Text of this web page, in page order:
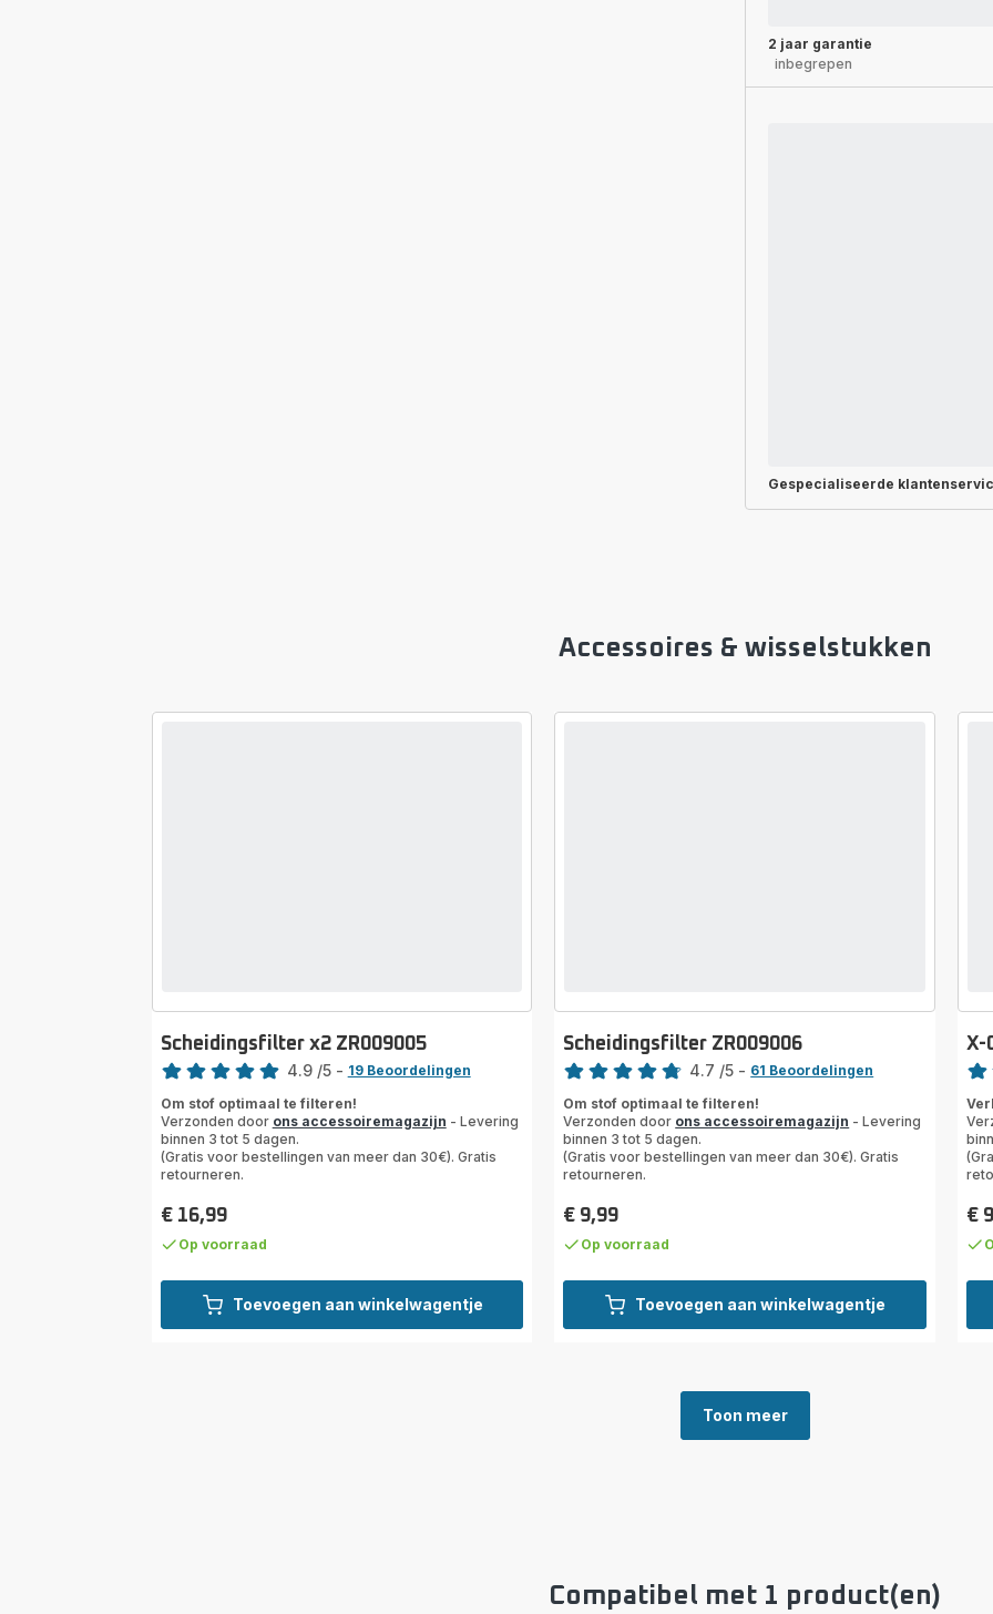
2 jaar garantie
inbegrepen
Gespecialiseerde
Accessoires & wisselstukken
Toevoegen aan winkelwagentje
Scheidingsfilter x2 ZR009005
Beoordeling
4.9 /5 - 19 Beoordelingen
Om stof optimaal te filteren!
Verzonden door ons accessoiremagazijn - Levering
binnen 3 tot 5 dagen.
(Gratis voor bestellingen van meer dan 30€). Gratis
retourneren.
Prijs
€ 16,99
Op voorraad
Toevoegen aan winkelwagentje
Scheidingsfilter ZR009006
Beoordeling
4.7 /5 - 61 Beoordelingen
Om stof optimaal te filteren!
Verzonden door ons accessoiremagazijn - Levering
binnen 3 tot 5 dagen.
(Gratis voor bestellingen van meer dan 30€). Gratis
retourneren.
Prijs
€ 9,99
Op voorraad
X-
met
5
Prijs
€
Toon meer
Compatibel met 1 product(en)